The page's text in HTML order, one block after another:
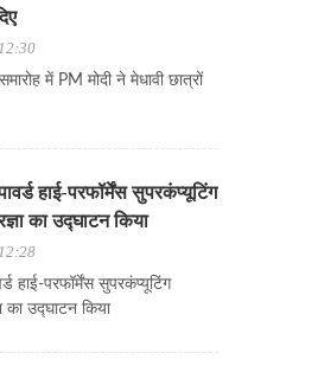
में PM मोदी ने मेधावी छात्रों
हाई-परफॉर्मेंस सुपरकंप्यूटिंग
का उद्घाटन किया
हाई-परफॉर्मेंस सुपरकंप्यूटिंग
का उद्घाटन किया